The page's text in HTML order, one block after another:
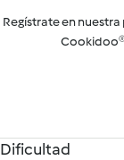
Regístrate en
Dificultad